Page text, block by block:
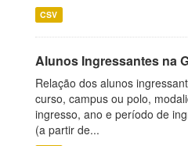
CSV
Alunos Ingressantes na
Relação dos alunos
curso, campus ou polo,
ingresso, ano e período de
(a partir de...